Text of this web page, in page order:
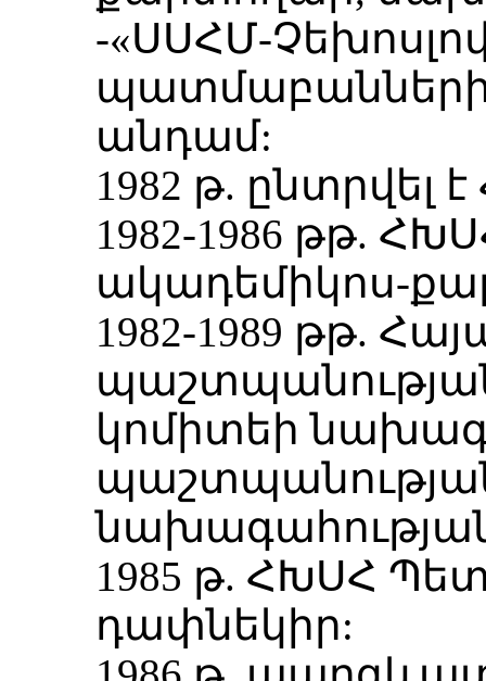
-«ՍՍՀՄ-
անդամ:
1982 թ.
1982-1986 թթ.
ակադեմիկոս-
1982-1989 թթ.
կոմիտեի
1985 թ. ՀԽՍՀ
դափնեկիր: